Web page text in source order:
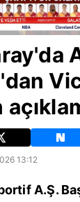
13:12
A.Ş.